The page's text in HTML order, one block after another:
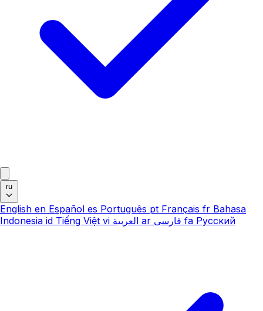
ru
English en Español es Português pt Français fr Bahasa
Indonesia id Tiếng Việt vi العربية ar فارسی fa Русский